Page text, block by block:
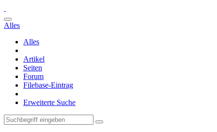
Alles
Alles
Artikel
Seiten
Forum
Filebase-Eintrag
Erweiterte Suche